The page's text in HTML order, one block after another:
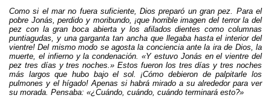
Como si el mar no fuera suficiente, Dios preparó un gran pez. Para el
pobre Jonás, perdido y moribundo, ¡que horrible imagen del terror la del
pez con la gran boca abierta y los afilados dientes como columnas
puntiagudas, y una garganta tan ancha que llegaba hasta el interior del
vientre! Del mismo modo se agosta la conciencia ante la ira de Dios, la
muerte, el infierno y la condenación. «Y estuvo Jonás en el vientre del
pez tres días y tres noches.» Estos fueron los tres días y tres noches
más largos que hubo bajo el sol. ¡Cómo debieron de palpitarle los
pulmones y el hígado! Apenas si habrá mirado a su alrededor para ver
su morada. Pensaba: «¿Cuándo, cuándo, cuándo terminará esto?»